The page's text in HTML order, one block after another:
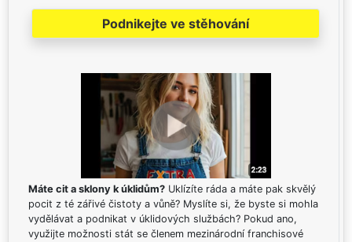
Podnikejte ve stěhování
Máte cit a sklony k úklidům? Uklízíte ráda a máte pak skvělý
pocit z té zářivé čistoty a vůně? Myslíte si, že byste si mohla
vydělávat a podnikat v úklidových službách? Pokud ano,
využijte možnosti stát se členem mezinárodní franchisové